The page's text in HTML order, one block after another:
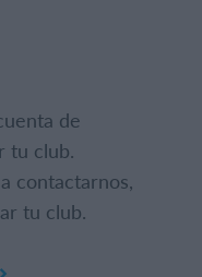
de
tu club.
contactarnos,
tu club.